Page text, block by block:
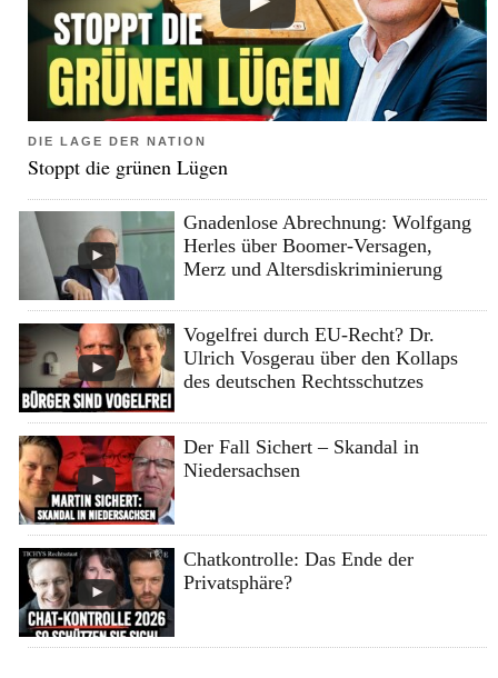
DIE LAGE DER NATION
Stoppt die grünen Lügen
Gnadenlose Abrechnung: Wolfgang
Herles über Boomer-Versagen,
Merz und Altersdiskriminierung
Vogelfrei durch EU-Recht? Dr.
Ulrich Vosgerau über den Kollaps
des deutschen Rechtsschutzes
Der Fall Sichert – Skandal in
Niedersachsen
Chatkontrolle: Das Ende der
Privatsphäre?